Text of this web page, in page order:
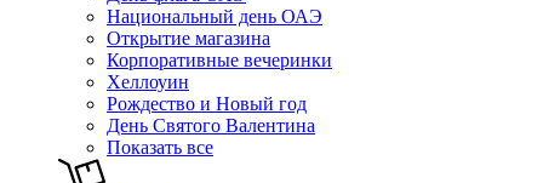
Национальный день ОАЭ
Открытие магазина
Корпоративные вечеринки
Хеллоуин
Рождество и Новый год
День Святого Валентина
Показать все